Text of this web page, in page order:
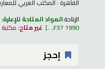
القاهرة : المكتب العربي للمعارف،
الإتاحة:المواد المتاحة للإعارة:
F37 1990, ..
.غير متاح:مكتبة
إحجز